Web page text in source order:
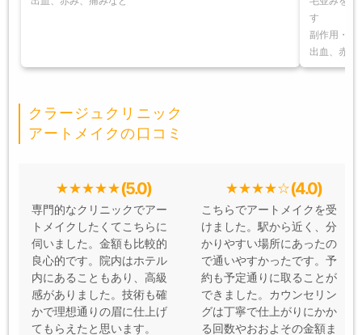
す
副作用・リ
出血、赤み
クラージュクリニック
アートメイクの口コミ
(5.0)
専門的なクリニックでアー
トメイクしたくてこちらに
伺いました。金額も比較的
良心的です。院内はホテル
内にあることもあり、高級
感がありました。技術も確
かで理想通りの眉に仕上げ
てもらえたと思います。
(4.0)
こちらでアートメイクを受
けました。駅から近く、分
かりやすい場所にあったの
で通いやすかったです。予
約も予定通りに取ることが
できました。カウンセリン
グは丁寧で仕上がりにかか
る回数やおおよその金額ま